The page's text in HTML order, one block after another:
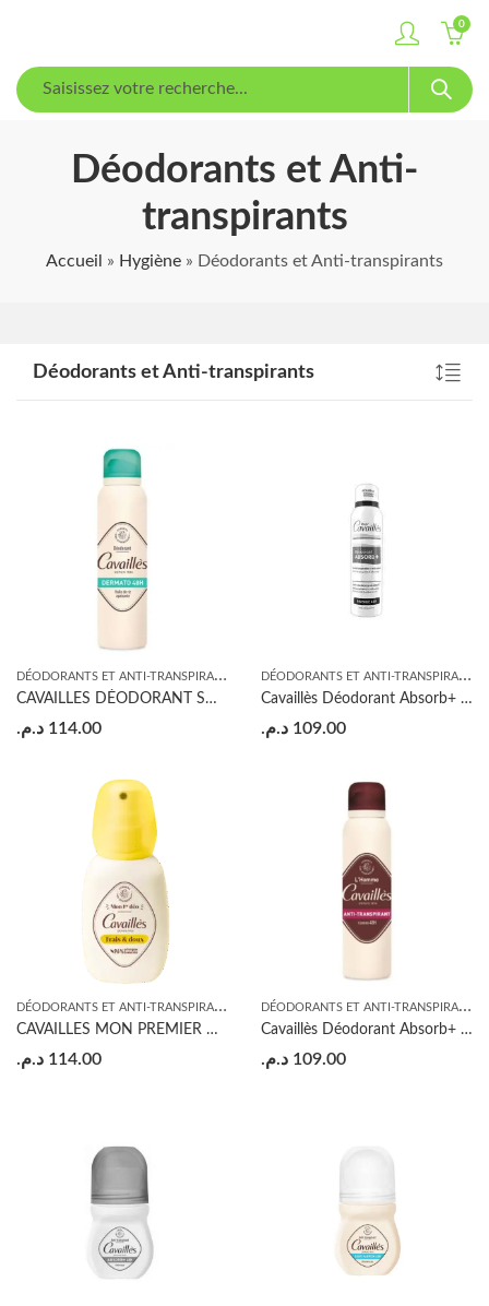
0
Déodorants et Anti-
transpirants
Accueil » Hygiène » Déodorants et Anti-transpirants
Déodorants et Anti-transpirants
D
ÉODORANTS ET ANTI-TRANSPIRANTS
CAVAILLES DÉODORANT SOIN DERMATO SPRAY SANS SEL D’ALUMINIUM 150ML
114.00 د.م.
D
ÉODORANTS ET ANTI-TRANSPIRANTS
Cavaillès Déodorant Absorb+ Soin Invisible Spray 150ml
109.00 د.م.
D
ÉODORANTS ET ANTI-TRANSPIRANTS HYGIÈNE
CAVAILLES MON PREMIER DEO FRAIX ET DOUX 75 ML
114.00 د.م.
D
ÉODORANTS ET ANTI-TRANSPIRANTS
Cavaillès Déodorant Absorb+ Soin Régulateur Homme Spray 150ml
109.00 د.م.